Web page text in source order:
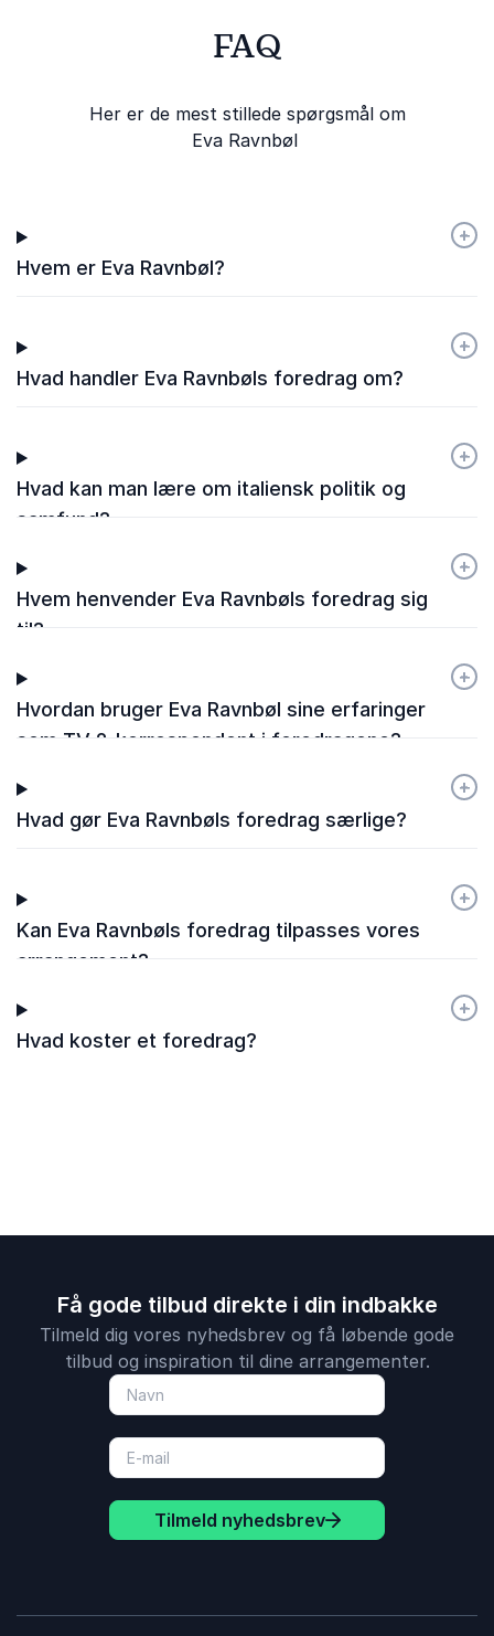
FAQ
Her er de mest stillede spørgsmål om
Eva Ravnbøl
Hvem er Eva Ravnbøl?
+
-
Hvad handler Eva Ravnbøls foredrag om?
+
-
Hvad kan man lære om italiensk politik og
samfund?
+
-
Hvem henvender Eva Ravnbøls foredrag sig
til?
+
-
Hvordan bruger Eva Ravnbøl sine erfaringer
som TV 2-korrespondent i foredragene?
+
-
Hvad gør Eva Ravnbøls foredrag særlige?
+
-
Kan Eva Ravnbøls foredrag tilpasses vores
arrangement?
+
-
Hvad koster et foredrag?
+
-
Få gode tilbud direkte i din indbakke
Tilmeld dig vores nyhedsbrev og få løbende gode
tilbud og inspiration til dine arrangementer.
Tilmeld nyhedsbrev